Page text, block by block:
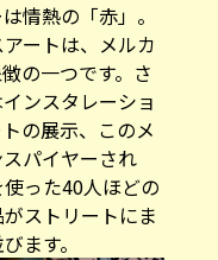
情熱の「赤」。
ートは、メルカ
の一つです。さ
ンスタレーショ
の展示、このメ
パイヤーされ
った40人ほどの
ストリートにま
ます。